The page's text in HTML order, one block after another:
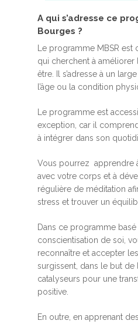
A qui s’adresse ce
Bourges ?
Le programme MBSR
qui cherchent à améliorer
être. Il s’adresse à un
l’âge ou la condition
Le programme est
exception, car il
à intégrer dans son
Vous pourrez apprendre
avec votre corps et à
régulière de méditation
stress et trouver un
Dans ce programme basé
conscientisation de soi,
reconnaître et accepter
surgissent, dans le but
catalyseurs pour une
positive.
En outre, en apprenant